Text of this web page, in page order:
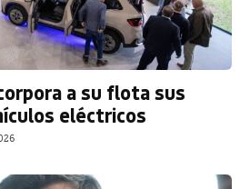
a su flota sus
eléctricos